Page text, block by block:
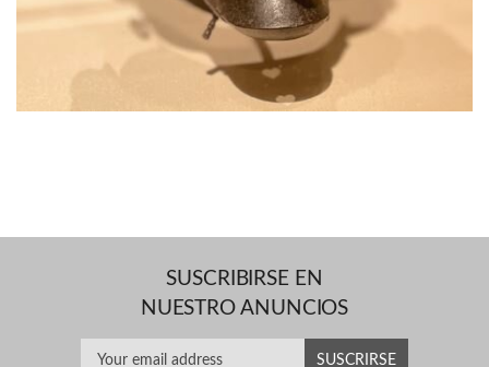
SUSCRIBIRSE EN
NUESTRO ANUNCIOS